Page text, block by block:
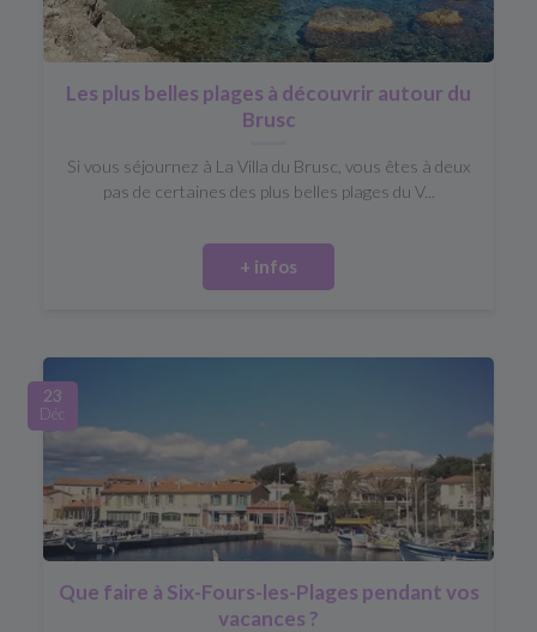
Les plus belles plages à découvrir autour du
Brusc
Si vous séjournez à La Villa du Brusc, vous êtes à deux
pas de certaines des plus belles plages du V...
+ infos
23
Déc
Que faire à Six-Fours-les-Plages pendant vos
vacances ?